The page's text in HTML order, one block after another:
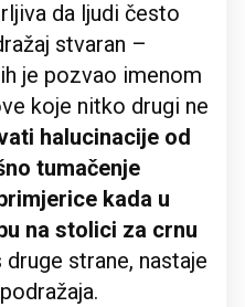
da ljudi često
stvaran –
je pozvao imenom
koje nitko drugi ne
halucinacije od
tumačenje
kada u
na stolici za crnu
druge strane, nastaje